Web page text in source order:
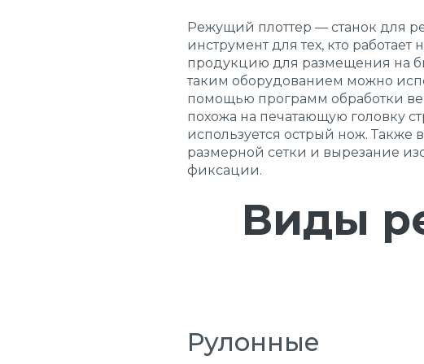
Режущий плоттер — станок для
инструмент для тех, кто
продукцию для размещения на
таким оборудованием можно
помощью программ обработки
похожа на печатающую головку
используется острый нож.
размерной сетки и вырезание
фиксации.
Виды
Рулонные